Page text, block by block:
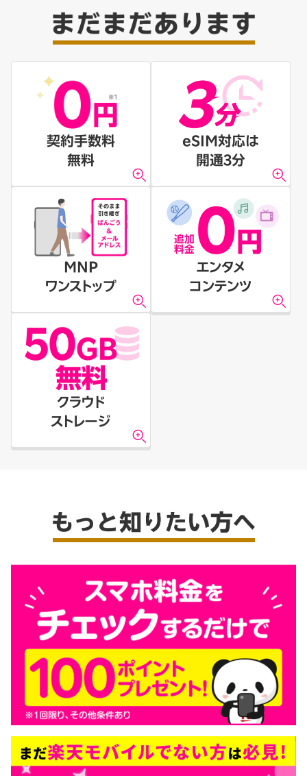
契約手数料
無料
eSIM対応は
開通3分
MNP
ワンストップ
エンタメ
コンテンツ
クラウド
ストレージ